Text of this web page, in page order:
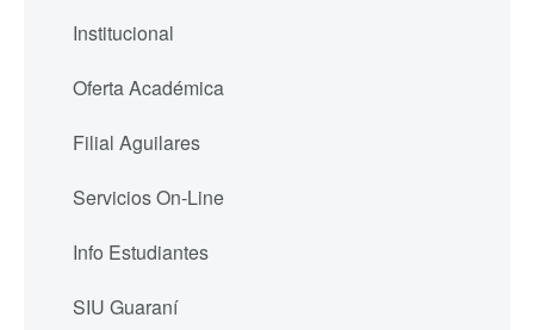
Institucional
Oferta Académica
Filial Aguilares
Servicios On-Line
Info Estudiantes
SIU Guaraní